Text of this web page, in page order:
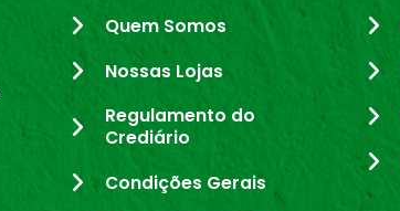
Quem Somos
Nossas Lojas
Regulamento do
Crediário
Condições Gerais